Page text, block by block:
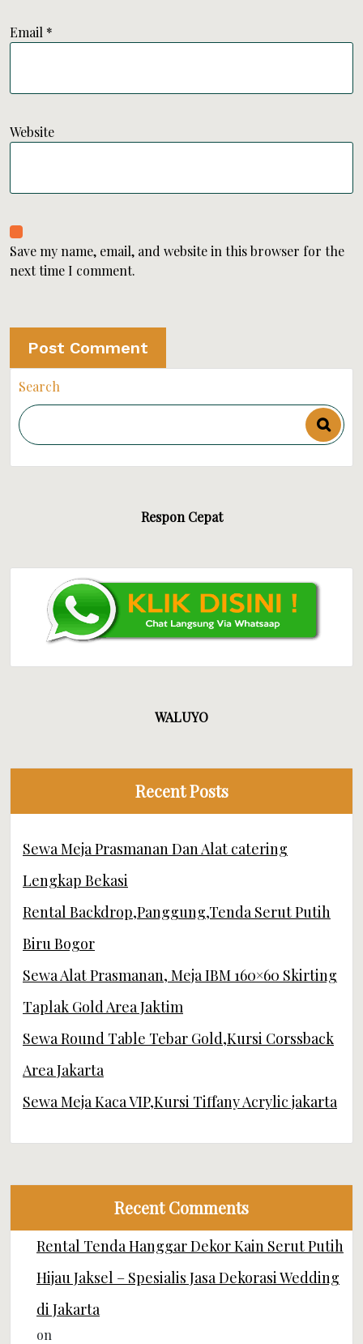
Email *
Website
Save my name, email, and website in this browser for the
next time I comment.
Search
Respon Cepat
WALUYO
Recent Posts
Sewa Meja Prasmanan Dan Alat catering
Lengkap Bekasi
Rental Backdrop,Panggung,Tenda Serut Putih
Biru Bogor
Sewa Alat Prasmanan, Meja IBM 160×60 Skirting
Taplak Gold Area Jaktim
Sewa Round Table Tebar Gold,Kursi Corssback
Area Jakarta
Sewa Meja Kaca VIP,Kursi Tiffany Acrylic jakarta
Recent Comments
Rental Tenda Hanggar Dekor Kain Serut Putih
Hijau Jaksel – Spesialis Jasa Dekorasi Wedding
di Jakarta
on